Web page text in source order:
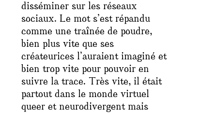
disséminer sur les réseaux
sociaux. Le mot s’est répandu
comme une traînée de poudre,
bien plus vite que ses
créateurices l’auraient imaginé et
bien trop vite pour pouvoir en
suivre la trace. Très vite, il était
partout dans le monde virtuel
queer et neurodivergent mais